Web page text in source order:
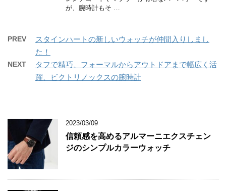
が、腕時計もそ …
PREV
スタインハートの新しいウォッチが仲間入りしまし
た！
NEXT
タフで精巧、フォーマルからアウトドアまで幅広く活
躍、ビクトリノックスの腕時計
2023/03/09
信頼感を高めるアルマーニエクスチェン
ジのシンプルカラーウォッチ